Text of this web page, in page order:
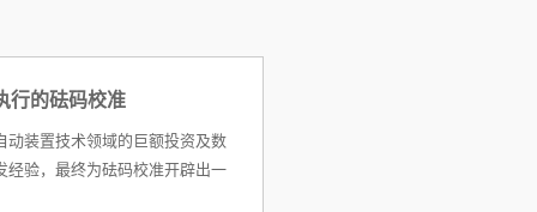
行的砝码校准
动装置技术领域的巨额投资及数
经验，最终为砝码校准开辟出一